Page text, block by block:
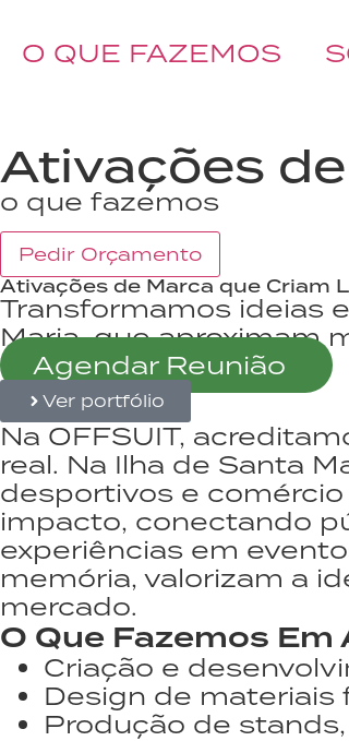
O QUE FAZEMOS
Ativações
o que fazemos
Pedir Orçamento
Ativações de Marca que Criam
Transformamos ideias
Maria, que aproximam
Agendar Reunião
Ver portfólio
Na OFFSUIT,
real. Na Ilha de Santa
desportivos e
impacto, conectando
experiências em
memória, valorizam a
mercado.
O Que Fazemos
Criação e
Design de materiais
Produção de